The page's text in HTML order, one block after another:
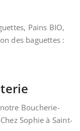
Pains BIO,
des baguettes :
Boucherie-
Sophie à Saint-